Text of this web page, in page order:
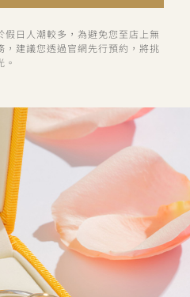
日人潮較多，為避免您至店上無
，建議您透過官網先行預約，將挑